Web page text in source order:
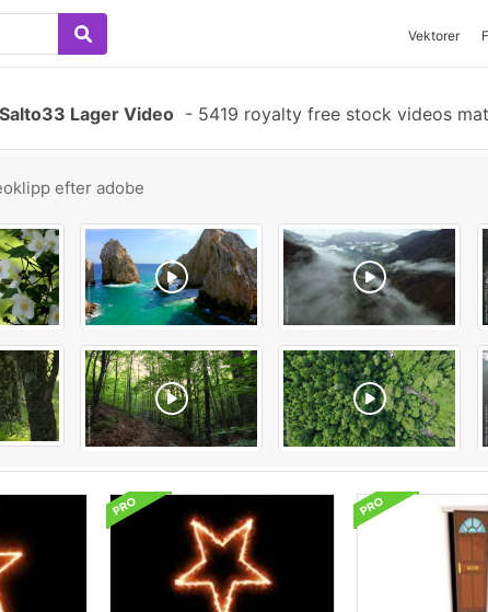
Vektorer
Lager Video - 5419 royalty free stock videos
efter adobe